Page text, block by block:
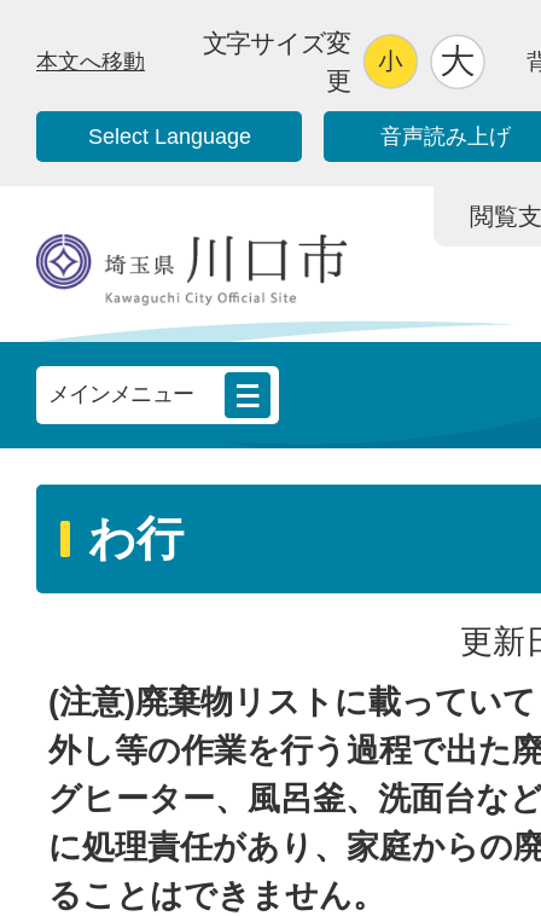
本文へ移動
文字サイズ変
更
Select Language 音声読み上げ
閲覧
メインメニュー
わ行
更新
(注意)廃棄物リストに載ってい
外し等の作業を行う過程で出た
グヒーター、風呂釜、洗面台な
に処理責任があり、家庭からの
ることはできません。